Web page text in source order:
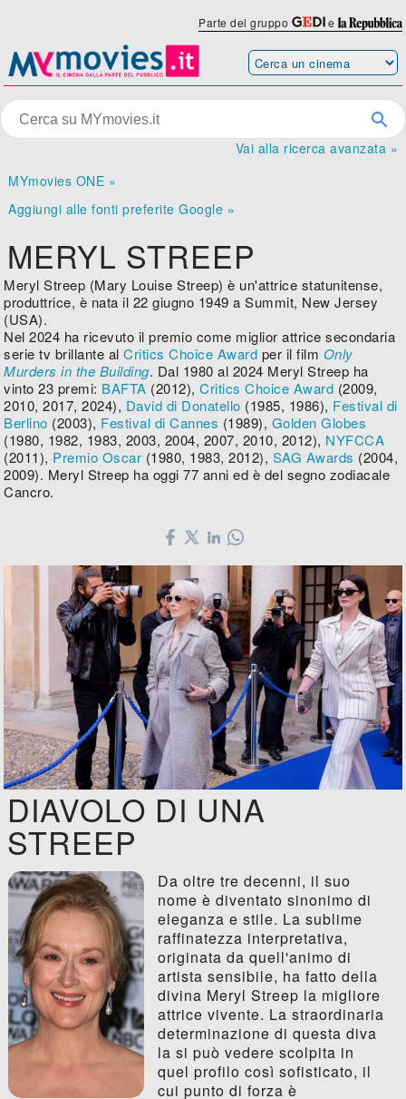
Parte del gruppo e
Vai alla ricerca avanzata »
MYmovies ONE »
Aggiungi alle fonti preferite Google »
MERYL STREEP
Meryl Streep (Mary Louise Streep) è un'attrice statunitense,
produttrice, è nata il 22 giugno 1949 a Summit, New Jersey
(USA).
Nel 2024 ha ricevuto il premio come miglior attrice secondaria
serie tv brillante alCritics Choice Award per il film Only
Murders in the Building. Dal 1980 al 2024 Meryl Streep ha
vinto 23 premi: BAFTA (2012),Critics Choice Award (2009,
2010, 2017, 2024), David di Donatello (1985, 1986), Festival di
Berlino (2003), Festival di Cannes (1989), Golden Globes
(1980, 1982, 1983, 2003, 2004, 2007, 2010, 2012), NYFCCA
(2011), Premio Oscar (1980, 1983, 2012), SAG Awards (2004,
2009). Meryl Streep ha oggi 77 anni ed è del segno zodiacale
Cancro.
DIAVOLO DI UNA
STREEP
Da oltre tre decenni, il suo
nome è diventato sinonimo di
eleganza e stile. La sublime
raffinatezza interpretativa,
originata da quell'animo di
artista sensibile, ha fatto della
divina Meryl Streep la migliore
attrice vivente. La straordinaria
determinazione di questa diva
la si può vedere scolpita in
quel profilo così sofisticato, il
cui punto di forza è